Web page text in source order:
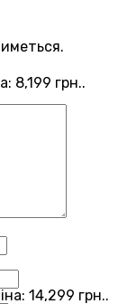
8,199 грн..
14,299 грн..